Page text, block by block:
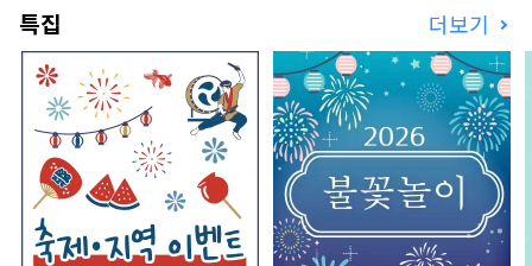
특집 더보기